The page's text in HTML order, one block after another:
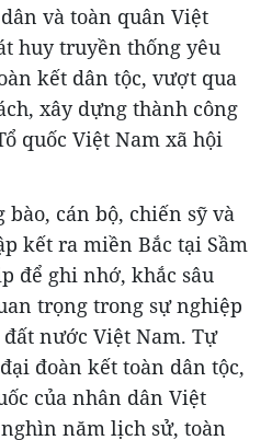
và toàn quân Việt
huy truyền thống yêu
kết dân tộc, vượt qua
xây dựng thành công
quốc Việt Nam xã hội
cán bộ, chiến sỹ và
kết ra miền Bắc tại Sầm
để ghi nhớ, khắc sâu
trọng trong sự nghiệp
nước Việt Nam. Tự
đoàn kết toàn dân tộc,
của nhân dân Việt
năm lịch sử, toàn